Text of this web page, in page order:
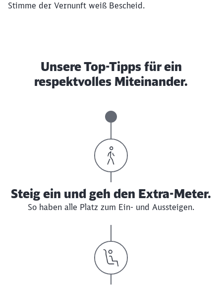
Stimme der Vernunft weiß Bescheid.
Unsere Top-Tipps für ein
respektvolles Miteinander.
Steig ein und geh den Extra-Meter.
So haben alle Platz zum Ein- und Aussteigen.